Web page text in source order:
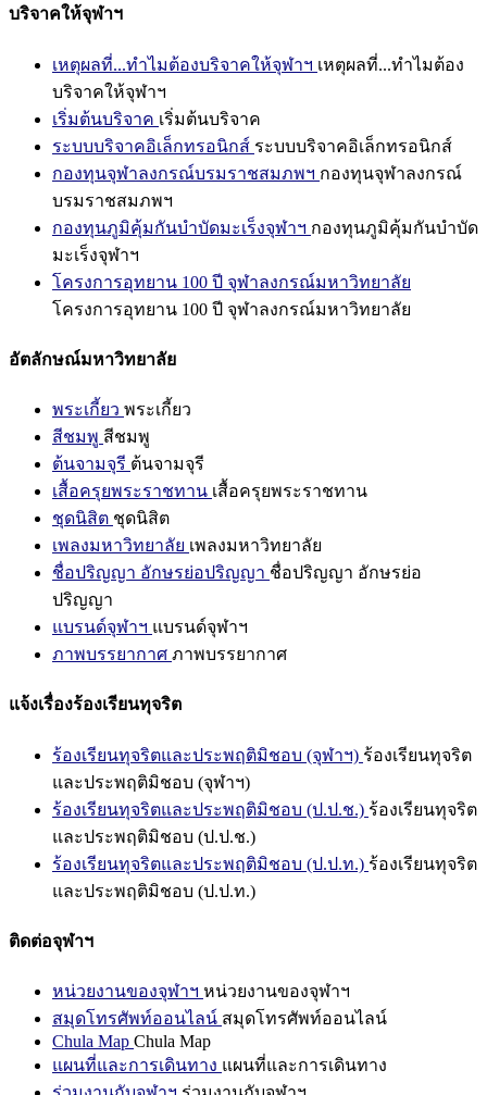
บริจาคให้จุฬาฯ
เหตุผลที่...ทำไมต้องบริจาคให้จุฬาฯ เหตุผลที่...ทำไมต้อง
บริจาคให้จุฬาฯ
เริ่มต้นบริจาค เริ่มต้นบริจาค
ระบบบริจาคอิเล็กทรอนิกส์ ระบบบริจาคอิเล็กทรอนิกส์
กองทุนจุฬาลงกรณ์บรมราชสมภพฯ กองทุนจุฬาลงกรณ์
บรมราชสมภพฯ
กองทุนภูมิคุ้มกันบำบัดมะเร็งจุฬาฯ กองทุนภูมิคุ้มกันบำบัด
มะเร็งจุฬาฯ
โครงการอุทยาน 100 ปี จุฬาลงกรณ์มหาวิทยาลัย
โครงการอุทยาน 100 ปี จุฬาลงกรณ์มหาวิทยาลัย
อัตลักษณ์มหาวิทยาลัย
พระเกี้ยว พระเกี้ยว
สีชมพู สีชมพู
ต้นจามจุรี ต้นจามจุรี
เสื้อครุยพระราชทาน เสื้อครุยพระราชทาน
ชุดนิสิต ชุดนิสิต
เพลงมหาวิทยาลัย เพลงมหาวิทยาลัย
ชื่อปริญญา อักษรย่อปริญญา ชื่อปริญญา อักษรย่อ
ปริญญา
แบรนด์จุฬาฯ แบรนด์จุฬาฯ
ภาพบรรยากาศ ภาพบรรยากาศ
แจ้งเรื่องร้องเรียนทุจริต
ร้องเรียนทุจริตและประพฤติมิชอบ (จุฬาฯ) ร้องเรียนทุจริต
และประพฤติมิชอบ (จุฬาฯ)
ร้องเรียนทุจริตและประพฤติมิชอบ (ป.ป.ช.) ร้องเรียนทุจริต
และประพฤติมิชอบ (ป.ป.ช.)
ร้องเรียนทุจริตและประพฤติมิชอบ (ป.ป.ท.) ร้องเรียนทุจริต
และประพฤติมิชอบ (ป.ป.ท.)
ติดต่อจุฬาฯ
หน่วยงานของจุฬาฯ หน่วยงานของจุฬาฯ
สมุดโทรศัพท์ออนไลน์ สมุดโทรศัพท์ออนไลน์
Chula Map Chula Map
แผนที่และการเดินทาง แผนที่และการเดินทาง